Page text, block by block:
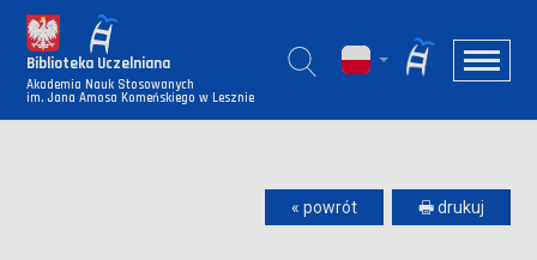
Biblioteka Uczelniana
Akademia Nauk Stosowanych
im. Jana Amosa Komeńskiego w Lesznie
« powrót 🖶 drukuj